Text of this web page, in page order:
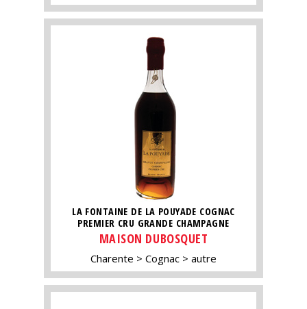
LA FONTAINE DE LA POUYADE COGNAC
PREMIER CRU GRANDE CHAMPAGNE
MAISON DUBOSQUET
Charente Cognac autre